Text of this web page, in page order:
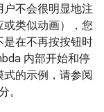
不会很明显地注
类似动画），您
在不再按按钮时
内部开始和停
的示例，请参阅
。